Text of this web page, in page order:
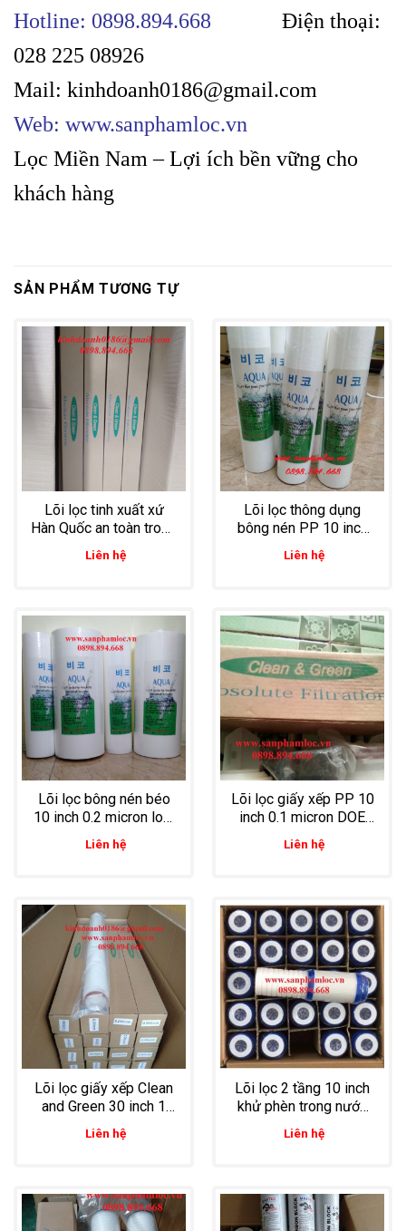
Hotline: 0898.894.668 Điện thoại:
028 225 08926
Mail: kinhdoanh0186@gmail.com
Web: www.sanphamloc.vn
Lọc Miền Nam – Lợi ích bền vững cho
khách hàng
SẢN PHẨM TƯƠNG TỰ
Lõi lọc tinh xuất xứ
Hàn Quốc an toàn trong
lọc thực phẩm, lọc
rượu, lọc bia
Liên hệ
Lõi lọc thông dụng
bông nén PP 10 inch
sử dụng trong thực
phẩm, đồ uống và cả
Liên hệ
Lõi lọc bông nén béo
10 inch 0.2 micron loại
bỏ tạp chất li ti trong
nước tinh khiết
Liên hệ
Lõi lọc giấy xếp PP 10
inch 0.1 micron DOE
lọc thực phẩm
Liên hệ
Lõi lọc giấy xếp Clean
and Green 30 inch 1
micron oring 226 nhọn
Liên hệ
Lõi lọc 2 tầng 10 inch
khử phèn trong nước
sinh hoạt
Liên hệ